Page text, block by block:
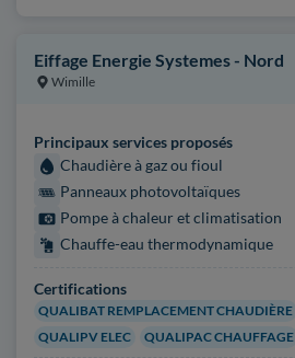
Eiffage Energie Systemes - Nord
Wimille
Principaux services proposés
Chaudière à gaz ou fioul
Panneaux photovoltaïques
Pompe à chaleur et climatisation
Chauffe-eau thermodynamique
Certifications
QUALIBAT REMPLACEMENT CHAUDIÈRE
QUALIPV ELEC
QUALIPAC CHAUFFAGE